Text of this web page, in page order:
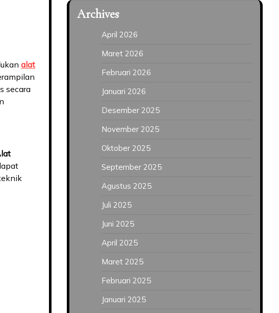
alat
secara
Archives
April 2026
Maret 2026
Februari 2026
Januari 2026
Desember 2025
November 2025
Oktober 2025
September 2025
Agustus 2025
Juli 2025
Juni 2025
April 2025
Maret 2025
Februari 2025
Januari 2025